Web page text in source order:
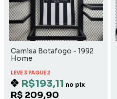
Camisa Botafogo - 1992
Home
LEVE 3 PAGUE 2
R$193,11 no pix
R$ 209,90